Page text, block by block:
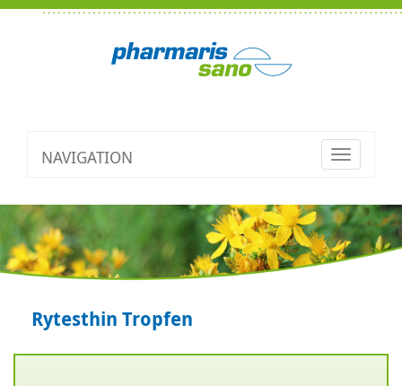
NAVIGATION
Toggle
Rytesthin Tropfen